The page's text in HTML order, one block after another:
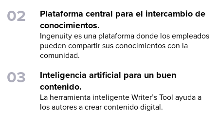
Plataforma central para el intercambio de
conocimientos.
Ingenuity es una plataforma donde los empleados
pueden compartir sus conocimientos con la
comunidad.
Inteligencia artificial para un buen
contenido.
La herramienta inteligente Writer’s Tool ayuda a
los autores a crear contenido digital.